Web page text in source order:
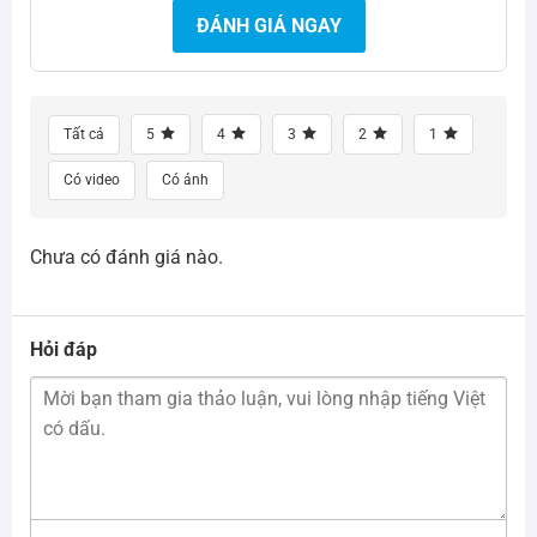
ĐÁNH GIÁ NGAY
Tất cả 5 4 3 2 1
Có video Có ảnh
Chưa có đánh giá nào.
Hỏi đáp